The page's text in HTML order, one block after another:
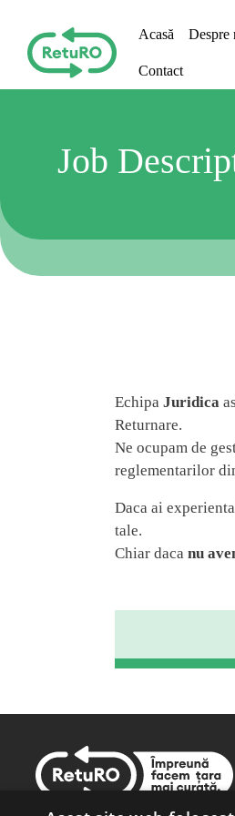
Main
Acasă Despre
Contact
Job
Echipa Juridica
Returnare.
Ne ocupam de
reglementarilor
Daca ai
tale.
Chiar daca nu